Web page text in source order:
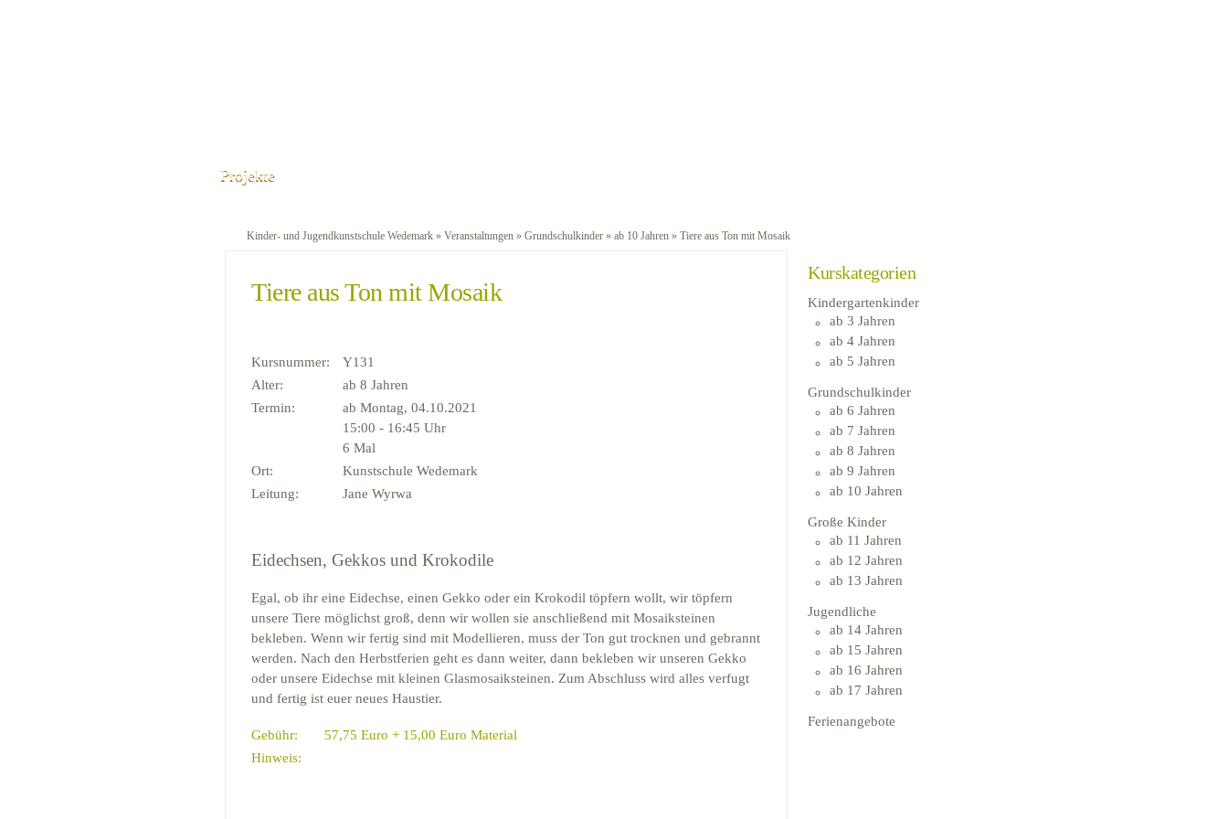
Projekte
Kinder- und Jugendkunstschule Wedemark » Veranstaltungen » Grundschulkinder » ab 10 Jahren » Tiere aus Ton mit Mosaik
Tiere aus Ton mit Mosaik
Kursnummer:
Y131
Alter:
ab 8 Jahren
Termin:
ab Montag, 04.10.2021
15:00 - 16:45 Uhr
6 Mal
Ort:
Kunstschule Wedemark
Leitung:
Jane Wyrwa
Eidechsen, Gekkos und Krokodile
Egal, ob ihr eine Eidechse, einen Gekko oder ein Krokodil töpfern wollt, wir töpfern
unsere Tiere möglichst groß, denn wir wollen sie anschließend mit Mosaiksteinen
bekleben. Wenn wir fertig sind mit Modellieren, muss der Ton gut trocknen und gebrannt
werden. Nach den Herbstferien geht es dann weiter, dann bekleben wir unseren Gekko
oder unsere Eidechse mit kleinen Glasmosaiksteinen. Zum Abschluss wird alles verfugt
und fertig ist euer neues Haustier.
Gebühr:
57,75 Euro + 15,00 Euro Material
Hinweis:
Kurskategorien
Kindergartenkinder
ab 3 Jahren
ab 4 Jahren
ab 5 Jahren
Grundschulkinder
ab 6 Jahren
ab 7 Jahren
ab 8 Jahren
ab 9 Jahren
ab 10 Jahren
Große Kinder
ab 11 Jahren
ab 12 Jahren
ab 13 Jahren
Jugendliche
ab 14 Jahren
ab 15 Jahren
ab 16 Jahren
ab 17 Jahren
Ferienangebote